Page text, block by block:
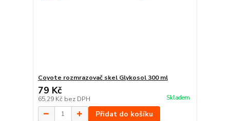
Coyote rozmrazovač skel Glykosol 300 ml
79 Kč
65,29 Kč bez DPH Skladem
Přidat do košíku